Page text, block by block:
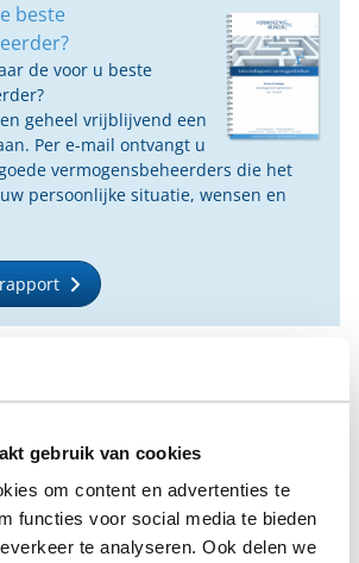
gebruik van cookies
om content en advertenties te
functies voor social media te bieden
te analyseren. Ook delen we
beste
de voor u beste
geheel vrijblijvend een
Per e-mail ontvangt u
vermogensbeheerders die het
persoonlijke situatie, wensen en
€25
€10.000